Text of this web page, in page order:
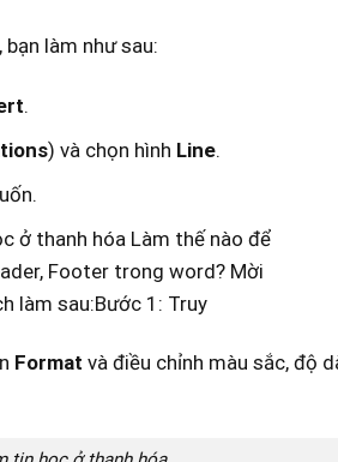
làm như sau:
.
) và chọn hình Line.
Format và điều chỉnh màu sắc, độ